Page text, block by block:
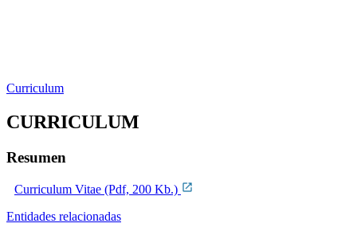
Curriculum
CURRICULUM
Resumen
Curriculum Vitae (Pdf, 200 Kb.)
Entidades relacionadas